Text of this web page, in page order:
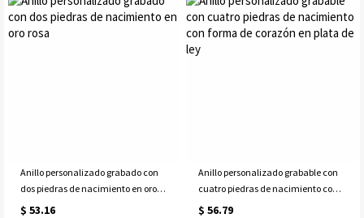
Anillo personalizado grabado con
dos piedras de nacimiento en oro
rosa
$ 53.16
Anillo personalizado grabable con
cuatro piedras de nacimiento con
forma de corazón en plata de ley
$ 56.79